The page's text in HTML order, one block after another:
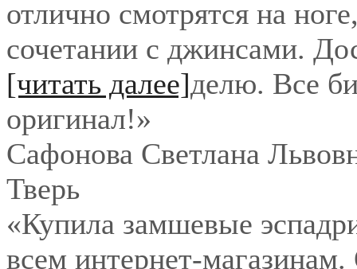
отлично смотрятся на
сочетании с джинсами.
[читать далее]делю. Все
оригинал!»
Сафонова Светлана
Тверь
«Купила замшевые
всем интернет-